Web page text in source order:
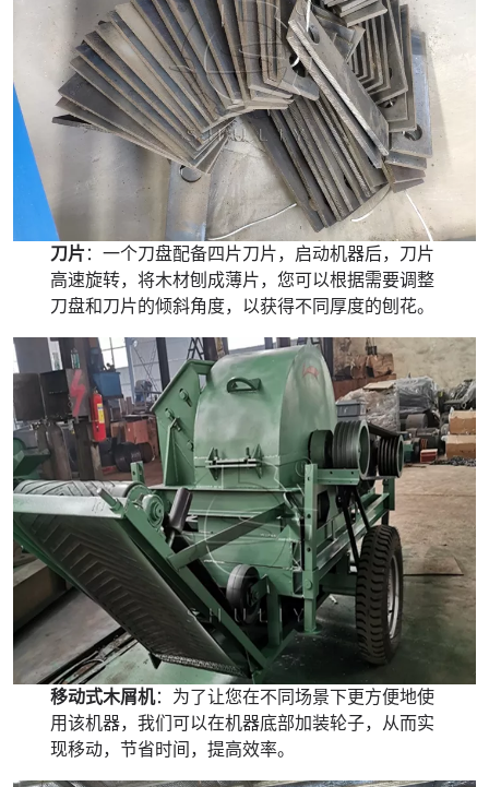
刀片：一个刀盘配备四片刀片，启动机器后，刀片
高速旋转，将木材刨成薄片，您可以根据需要调整
刀盘和刀片的倾斜角度，以获得不同厚度的刨花。
移动式木屑机：为了让您在不同场景下更方便地使
用该机器，我们可以在机器底部加装轮子，从而实
现移动，节省时间，提高效率。